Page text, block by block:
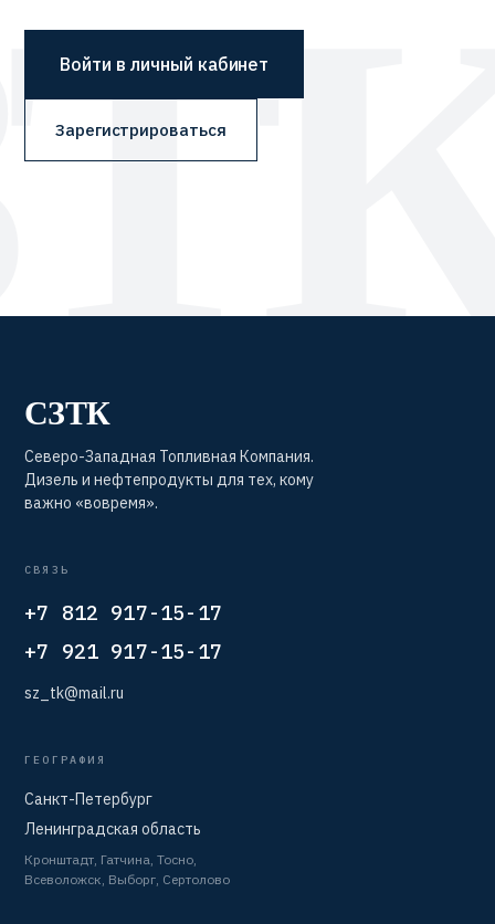
Войти в личный кабинет
Зарегистрироваться
СЗТК
Северо-Западная Топливная Компания.
Дизель и нефтепродукты для тех, кому
важно «вовремя».
СВЯЗЬ
+7 812 917-15-17
+7 921 917-15-17
sz_tk@mail.ru
ГЕОГРАФИЯ
Санкт-Петербург
Ленинградская область
Кронштадт, Гатчина, Тосно,
Всеволожск, Выборг, Сертолово